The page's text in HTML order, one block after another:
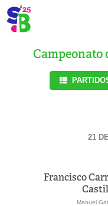
Campeonato
21
Francisco
Manuel